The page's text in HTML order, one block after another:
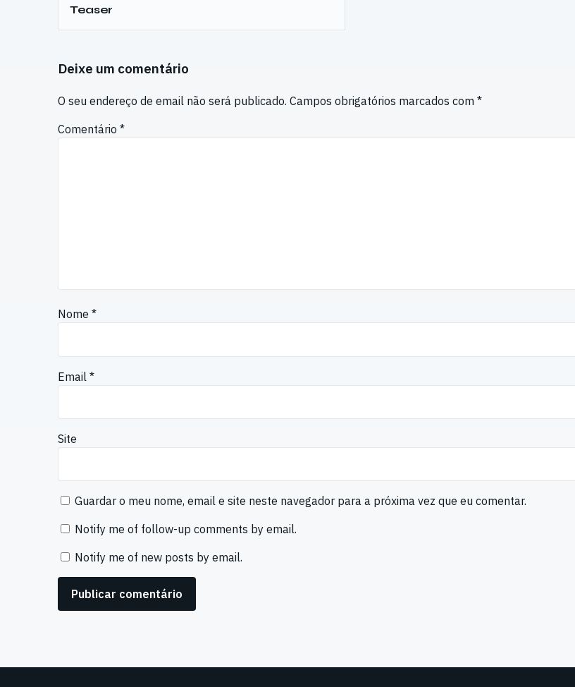
Teaser
Deixe um comentário
O seu endereço de email não será publicado. Campos obrigatórios marcados com *
Comentário *
Nome *
Email *
Site
Guardar o meu nome, email e site neste navegador para a próxima vez que eu comentar.
Notify me of follow-up comments by email.
Notify me of new posts by email.